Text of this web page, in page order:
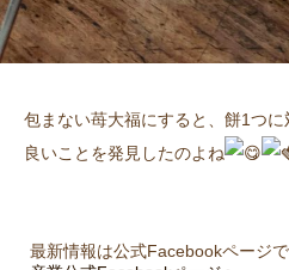
包まない苺大福にすると、餅1つ
良いことを発見したのよね
最新情報は公式Facebookページ